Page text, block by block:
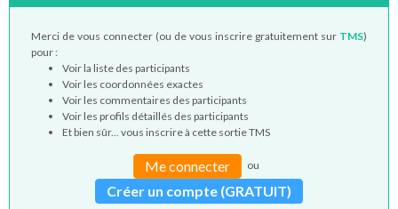
Merci de vous connecter (ou de vous inscrire gratuitement sur TMS)
pour :
Voir la liste des participants
Voir les coordonnées exactes
Voir les commentaires des participants
Voir les profils détaillés des participants
Et bien sûr... vous inscrire à cette sortie TMS
Me connecter ou
Créer un compte (GRATUIT)